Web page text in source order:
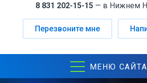
8 831 202-15-15 — в Нижнем
Перезвоните мне
МЕНЮ САЙТА